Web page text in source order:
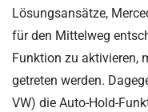
Lösungsansätze,
für den Mittelweg
Funktion zu aktivieren,
getreten werden.
VW) die Auto-Hold-